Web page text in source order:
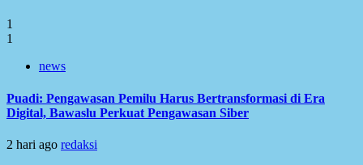
1
1
news
Puadi: Pengawasan Pemilu Harus Bertransformasi di Era
Digital, Bawaslu Perkuat Pengawasan Siber
2 hari ago redaksi